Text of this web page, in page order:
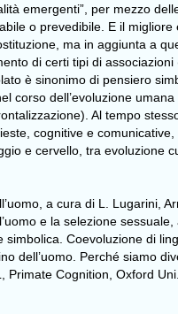
emergenti”, per mezzo
o prevedibile. E il
ma in aggiunta a
di certi tipi di
è sinonimo di pensiero
corso dell’evoluzione
Al tempo
cognitive e
e cervello, tra evoluzione
a cura di L. Lugarini,
e la selezione
simbolica. Coevoluzione di
dell’uomo. Perché siamo
Primate Cognition, Oxford